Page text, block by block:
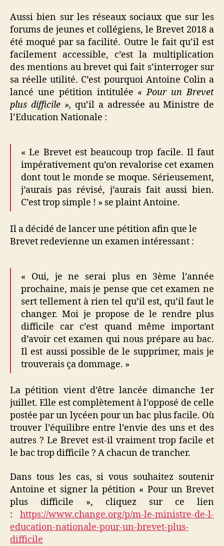
Aussi bien sur les réseaux sociaux que sur les
forums de jeunes et collégiens, le Brevet 2018 a
été moqué par sa facilité. Outre le fait qu’il est
facilement accessible, c’est la multiplication
des mentions au brevet qui fait s’interroger sur
sa réelle utilité. C’est pourquoi Antoine Colin a
lancé une pétition intitulée « Pour un Brevet
plus difficile », qu’il a adressée au Ministre de
l’Education Nationale :
« Le Brevet est beaucoup trop facile. Il faut
impérativement qu’on revalorise cet examen
dont tout le monde se moque. Sérieusement,
j’aurais pas révisé, j’aurais fait aussi bien.
C’est trop simple ! » se plaint Antoine.
Il a décidé de lancer une pétition afin que le
Brevet redevienne un examen intéressant :
« Oui, je ne serai plus en 3ème l’année
prochaine, mais je pense que cet examen ne
sert tellement à rien tel qu’il est, qu’il faut le
changer. Moi je propose de le rendre plus
difficile car c’est quand même important
d’avoir cet examen qui nous prépare au bac.
Il est aussi possible de le supprimer, mais je
trouverais ça dommage. »
La pétition vient d’être lancée dimanche 1er
juillet. Elle est complètement à l’opposé de celle
postée par un lycéen pour un bac plus facile. Où
trouver l’équilibre entre l’envie des uns et des
autres ? Le Brevet est-il vraiment trop facile et
le bac trop difficile ? A chacun de trancher.
Dans tous les cas, si vous souhaitez soutenir
Antoine et signer la pétition « Pour un Brevet
plus difficile », cliquez sur ce lien
: https://www.change.org/p/m-le-ministre-de-l-
education-nationale-pour-un-brevet-plus-
difficile